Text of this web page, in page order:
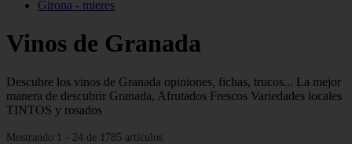
Girona - mieres
Vinos de Granada
Descubre los vinos de Granada opiniones, fichas, trucos... La mejor
manera de descubrir Granada, Afrutados Frescos Variedades locales
TINTOS y rosados
Mostrando 1 - 24 de 1785 artículos